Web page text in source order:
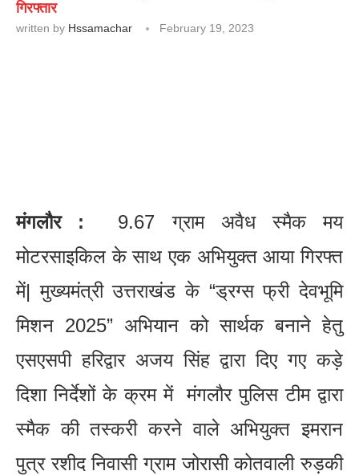
गिरफ्तार
written by Hssamachar February 19, 2023
मंगलौर :
9.67 ग्राम अवैध स्मैक मय
मोटरसाइकिल के साथ एक अभियुक्त आया गिरफ्त
में| मुख्यमंत्री उत्तराखंड के “ड्रग्स फ्री देवभूमि
मिशन 2025” अभियान को सार्थक बनाने हेतु
एसएसपी हरिद्वार अजय सिंह द्वारा दिए गए कड़े
दिशा निर्देशों के क्रम में मंगलौर पुलिस टीम द्वारा
स्मैक की तस्करी करने वाले अभियुक्त इमरान
पुत्र रशीद निवासी ग्राम जोरासी कोतवाली रुड़की